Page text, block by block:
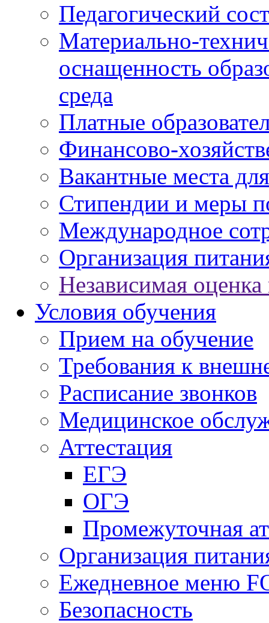
Педагогический
Материально-
оснащенность
среда
Платные
Финансово-
Вакантные места
Стипендии и меры
Международное
Организация
Независимая оценка
Условия обучения
Прием на обучение
Требования к
Расписание звонков
Медицинское
Аттестация
ЕГЭ
ОГЭ
Промежуточная
Организация
Ежедневное меню
Безопасность